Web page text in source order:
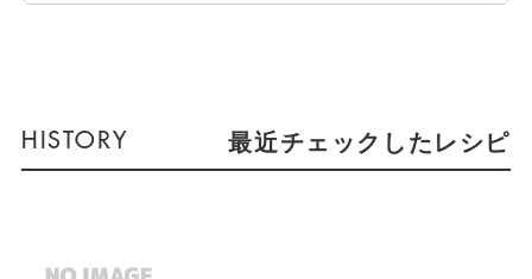
最近チェックしたレシピ